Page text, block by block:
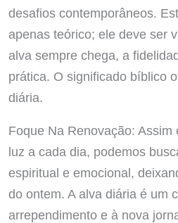
desafios contemporâneos.
apenas teórico; ele deve ser
alva sempre chega, a
prática. O significado bíblico
diária.
Foque Na Renovação: Assim
luz a cada dia, podemos
espiritual e emocional,
do ontem. A alva diária é um
arrependimento e à nova